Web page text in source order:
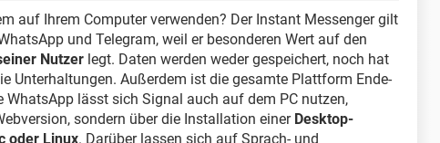
auf Ihrem Computer verwenden? Der Instant Messenger gilt
und Telegram, weil er besonderen Wert auf den
Nutzer legt. Daten werden weder gespeichert, noch hat
Unterhaltungen. Außerdem ist die gesamte Plattform Ende-
WhatsApp lässt sich Signal auch auf dem PC nutzen,
sondern über die Installation einer Desktop-
oder Linux. Darüber lassen sich auf Sprach- und